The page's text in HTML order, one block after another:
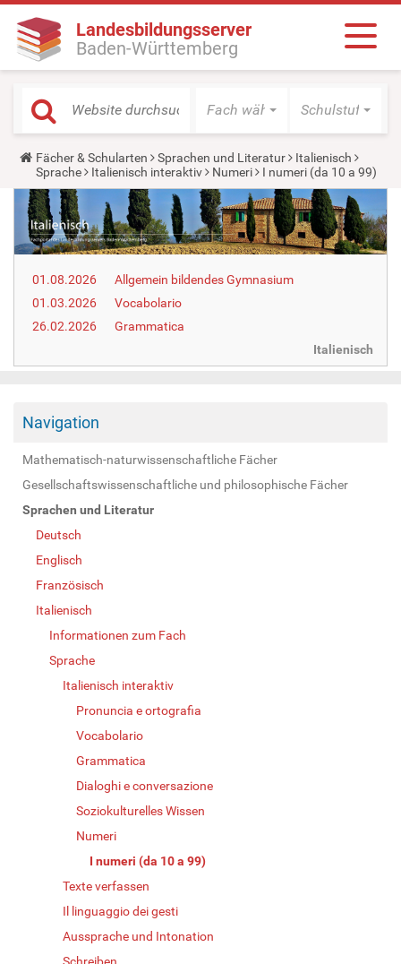
Landesbildungsserver
Baden-Württemberg
Fach wählen Schulstufe
Y
o
u
a
r
e
h
e
e
:
Fächer & Schularten Sprachen und Literatur
Italienisch
Sprache
Italienisch interaktiv Numeri I numeri (da 10 a 99)
01.08.2026
Allgemein bildendes Gymnasium
01.03.2026
Vocabolario
26.02.2026
Grammatica
Italienisch
Navigation
Mathematisch-naturwissenschaftliche Fächer
Gesellschaftswissenschaftliche und philosophische Fächer
Sprachen und Literatur
Deutsch
Englisch
Französisch
Italienisch
Informationen zum Fach
Sprache
Italienisch interaktiv
Pronuncia e ortografia
Vocabolario
Grammatica
Dialoghi e conversazione
Soziokulturelles Wissen
Numeri
I numeri (da 10 a 99)
Texte verfassen
Il linguaggio dei gesti
Aussprache und Intonation